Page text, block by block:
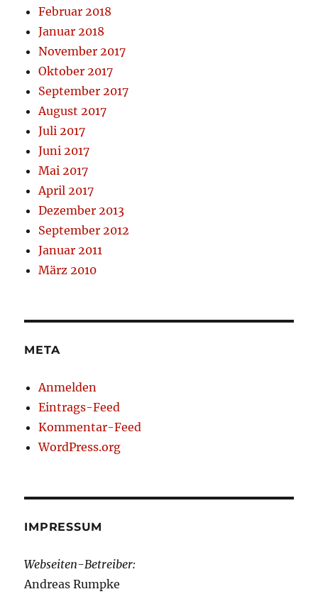
Februar 2018
Januar 2018
November 2017
Oktober 2017
September 2017
August 2017
Juli 2017
Juni 2017
Mai 2017
April 2017
Dezember 2013
September 2012
Januar 2011
März 2010
META
Anmelden
Eintrags-Feed
Kommentar-Feed
WordPress.org
IMPRESSUM
Webseiten-Betreiber:
Andreas Rumpke